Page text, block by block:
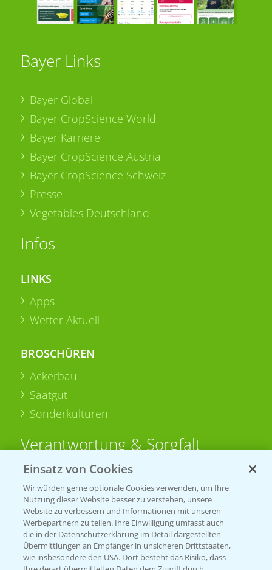
Bayer Links
Bayer Global
Bayer CropScience World
Bayer Karriere
Bayer CropScience Austria
Bayer CropScience Schweiz
Presse
Vegetables Deutschland
Infos
LINKS
Apps
Wetter Aktuell
BROSCHÜREN
Ackerbau
Saatgut
Sonderkulturen
Verantwortung & Sorgfalt
Sammelstellen und Termine
PRE - Chemikalien sicher entsorgen
Sammelstellen und Termine
Einsatz von Cookies
Wir würden gerne optionale Cookies verwenden, um Ihre
Nutzung dieser Website besser zu verstehen, unsere
Website zu verbessern und Informationen mit unseren
Werbepartnern zu teilen. Ihre Einwilligung umfasst auch
die in der Datenschutzerklärung im Detail dargestellten
Übermittlungen an Empfänger in unsicheren Drittstaaten,
wie insbesondere den USA. Dort besteht das Risiko, dass